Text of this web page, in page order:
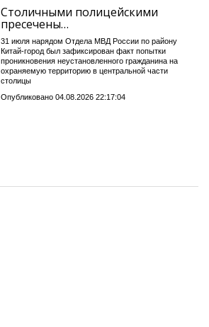
Столичными полицейскими
пресечены…
31 июля нарядом Отдела МВД России по району
Китай-город был зафиксирован факт попытки
проникновения неустановленного гражданина на
охраняемую территорию в центральной части
столицы
Опубликовано 04.08.2026 22:17:04